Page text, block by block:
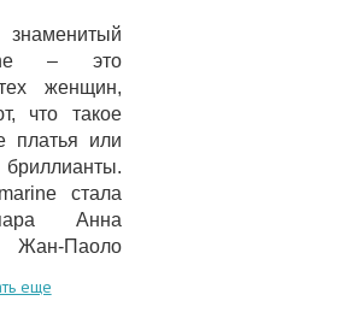
– это
женщин,
что такое
платья или
стала
Анна
Паоло
детства
в одежде
еще